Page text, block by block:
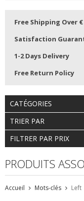
Free Shipping Over €
Satisfaction
1-2 Days Delivery
Free Return Policy
CATÉGORIES
TRIER PAR
FILTRER PAR PRIX
PRODUITS
Accueil Mots-clés Left